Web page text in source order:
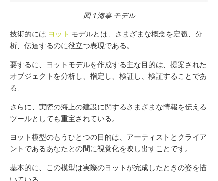
図 1海事モデル
技術的には ヨット モデルとは、さまざまな概念を定義、分
析、伝達するのに役立つ表現である。
要するに、ヨットモデルを作成する主な目的は、提案された
オブジェクトを分析し、指定し、検証し、検証することであ
る。
さらに、実際の海上の建設に関するさまざまな情報を伝える
ツールとしても重宝されている。
ヨット模型のもうひとつの目的は、アーティストとクライア
ントであるあなたとの間に視覚化を映し出すことです。
基本的に、この模型は実際のヨットが完成したときの姿を描
いている。